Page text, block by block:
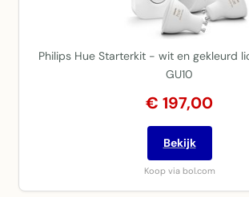
Philips Hue Starterkit - wit en gekleurd
GU10
€ 197,00
Bekijk
Koop via bol.com